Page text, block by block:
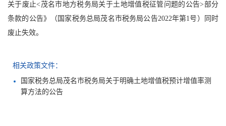
关于废止<茂名市地方税务局关于土地增值税征管问题的公告>部分
条款的公告》（国家税务总局茂名市税务局公告2022年第1号）同时
废止失效。
相关政策文件：
国家税务总局茂名市税务局关于明确土地增值税预计增值率测
算方法的公告